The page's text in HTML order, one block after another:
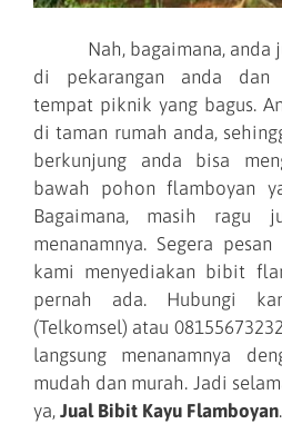
Nah, bagaimana, anda
di pekarangan anda dan
tempat piknik yang bagus.
di taman rumah anda,
berkunjung anda bisa
bawah pohon flamboyan
Bagaimana, masih ragu
menanamnya. Segera
kami menyediakan bibit
pernah ada. Hubungi
(Telkomsel) atau
langsung menanamnya
mudah dan murah. Jadi
ya, Jual Bibit Kayu Flamboyan.